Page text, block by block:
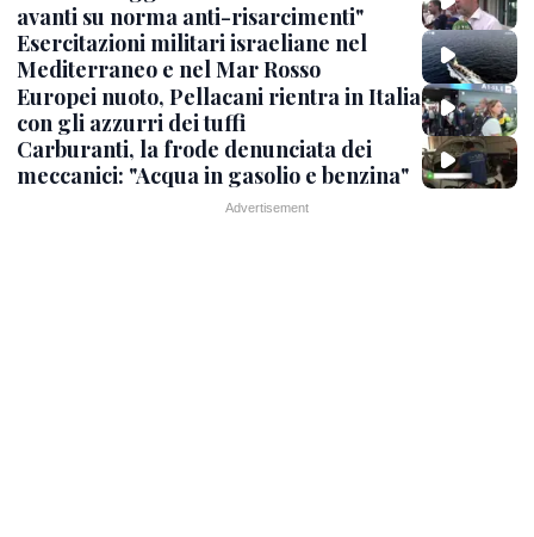
avanti su norma anti-risarcimenti"
Esercitazioni militari israeliane nel
Mediterraneo e nel Mar Rosso
Europei nuoto, Pellacani rientra in Italia
con gli azzurri dei tuffi
Carburanti, la frode denunciata dei
meccanici: "Acqua in gasolio e benzina"